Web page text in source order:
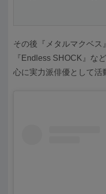
その後『メタルマクベス
『Endless SHOCK』な
心に実力派俳優として活